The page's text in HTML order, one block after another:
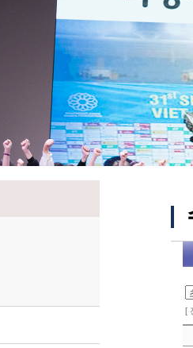
학교 CI
교직원현황
학생현황
위치/전화
전경사진
[